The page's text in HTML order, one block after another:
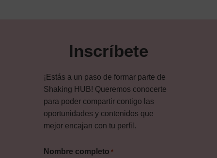
Inscríbete
¡Estás a un paso de formar parte de
Shaking HUB! Queremos conocerte
para poder compartir contigo las
oportunidades y contenidos que
mejor encajan con tu perfil.
Nombre completo *